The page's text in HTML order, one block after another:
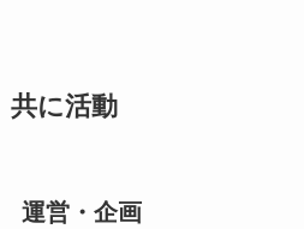
共に活動
運営・企画